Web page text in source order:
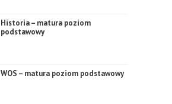
Historia – matura poziom
podstawowy
WOS – matura poziom podstawowy